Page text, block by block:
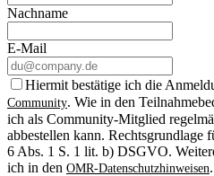
Nachname
E-Mail
Hiermit bestätige ich die
Community. Wie in den
ich als Community-Mitglied
abbestellen kann. Rechtsgrundlage
6 Abs. 1 S. 1 lit. b) DSGVO.
ich in den OMR-Datenschutzhinweisen.